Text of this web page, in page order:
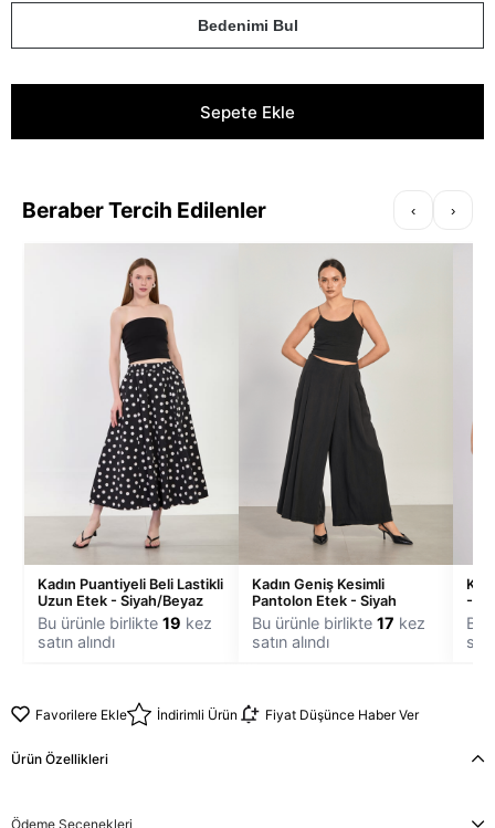
Bedenimi Bul
Beraber Tercih Edilenler ‹ ›
Kadın Puantiyeli Beli Lastikli
Uzun Etek - Siyah/Beyaz
Bu ürünle birlikte 19 kez
satın alındı
Kadın Geniş Kesimli
Pantolon Etek - Siyah
Bu ürünle birlikte 17 kez
satın alındı
-
Bu
Favorilere Ekle İndirimli Ürün Fiyat Düşünce Haber Ver
Ürün Özellikleri
Ödeme Seçenekleri